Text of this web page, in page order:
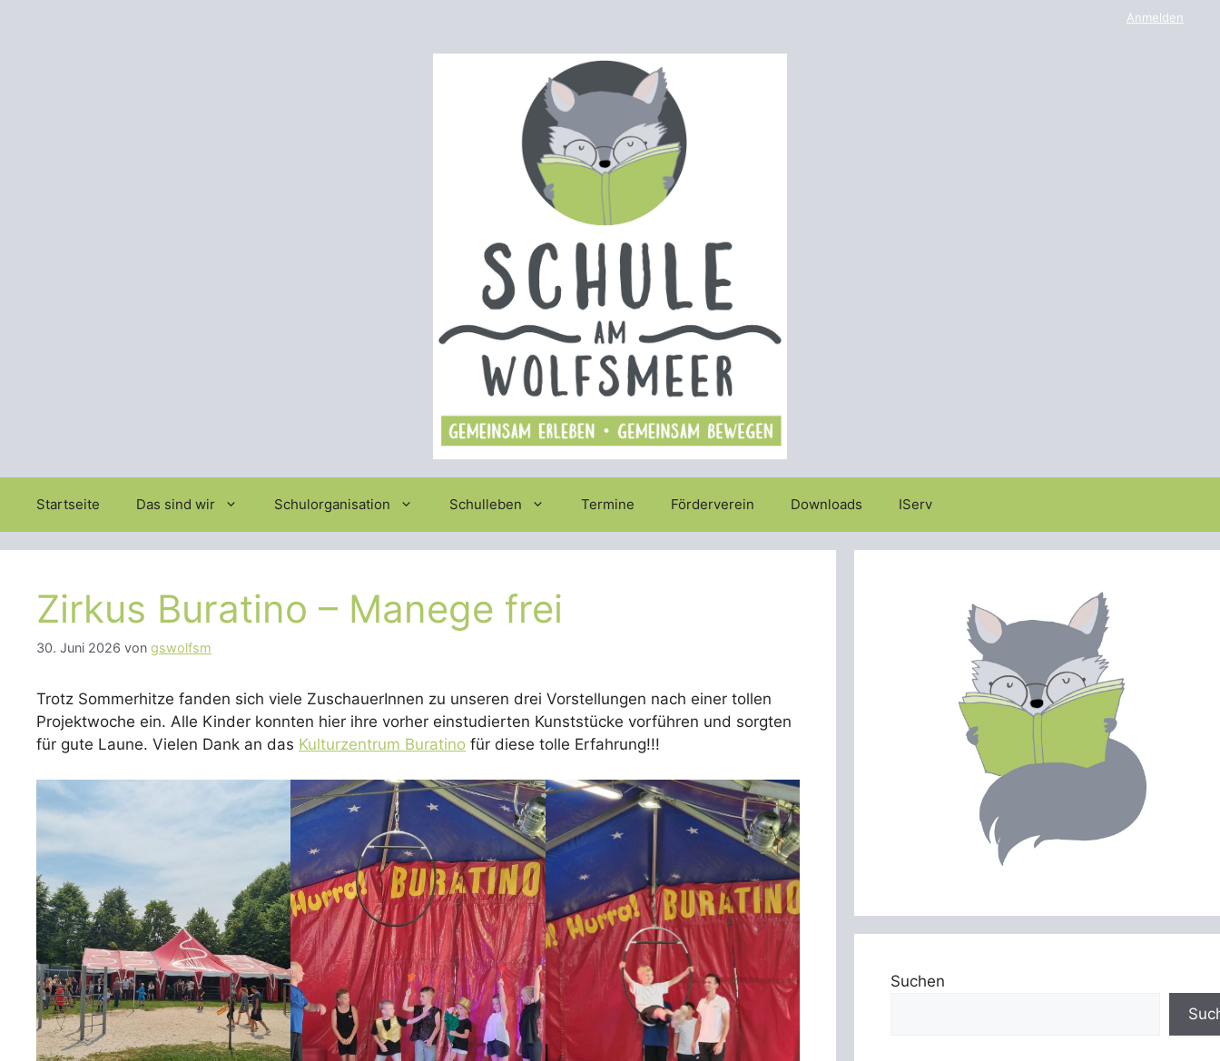
Anmelden
Startseite Das sind wir Schulorganisation Schulleben Termine Förderverein Downloads IServ
Zirkus Buratino – Manege frei
30. Juni 2026 von gswolfsm
Trotz Sommerhitze fanden sich viele ZuschauerInnen zu unseren drei Vorstellungen nach einer tollen
Projektwoche ein. Alle Kinder konnten hier ihre vorher einstudierten Kunststücke vorführen und sorgten
für gute Laune. Vielen Dank an das Kulturzentrum Buratino für diese tolle Erfahrung!!!
Suchen